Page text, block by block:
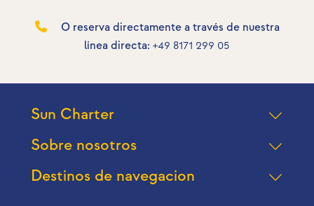
O reserva directamente a través de nuestra
línea directa: +49 8171 299 05
Sun Charter
Sobre nosotros
Destinos de navegacion